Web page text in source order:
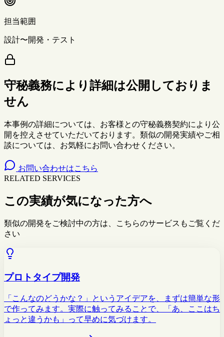
担当範囲
設計〜開発・テスト
守秘義務により詳細は公開しておりま
せん
本事例の詳細については、お客様との守秘義務契約により公
開を控えさせていただいております。類似の開発実績やご相
談については、お気軽にお問い合わせください。
お問い合わせはこちら
RELATED SERVICES
この実績が気になった方へ
類似の開発をご検討中の方は、こちらのサービスもご覧くだ
さい
プロトタイプ開発
「こんなのどうかな？」というアイデアを、まずは簡単な形
で作ってみます。実際に触ってみることで、「あ、ここはち
ょっと違うかも」って早めに気づけます。